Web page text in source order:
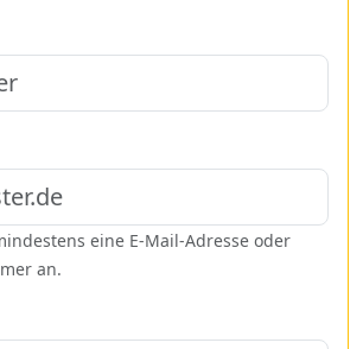
eine E-Mail-Adresse oder
an.